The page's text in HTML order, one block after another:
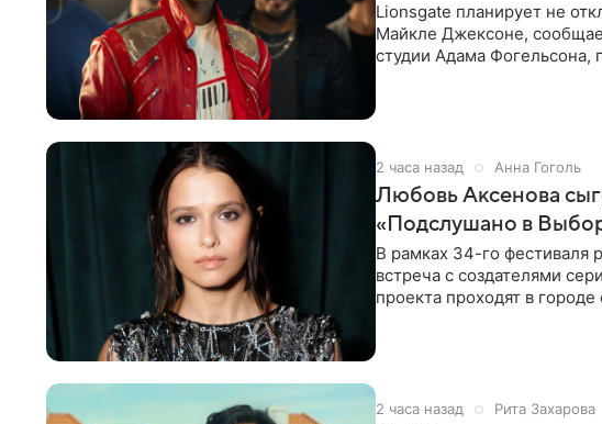
Lionsgate планирует не
Майкле Джексоне,
студии Адама Фогельсона,
2 часа назад Анна Гоголь
Любовь Аксенова
«Подслушано в
В рамках 34-го фестиваля
встреча с создателями
проекта проходят в
2 часа назад Рита Захарова